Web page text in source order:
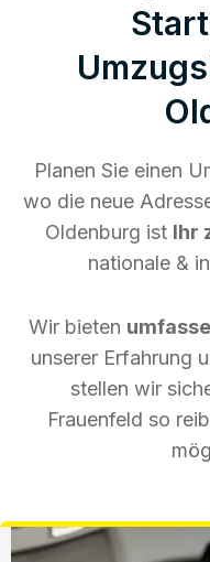
Planen Sie einen
wo die neue
Oldenburg ist Ihr
nationale &
Wir bieten
unserer Erfahrung
stellen wir
Frauenfeld so